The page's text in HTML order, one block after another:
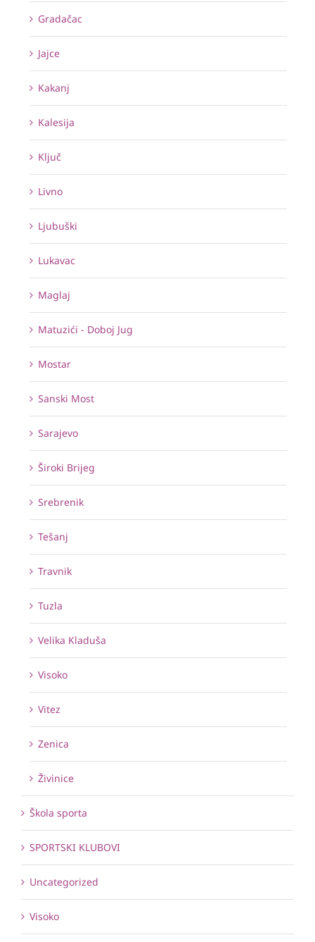
Gradačac
Jajce
Kakanj
Kalesija
Ključ
Livno
Ljubuški
Lukavac
Maglaj
Matuzići - Doboj Jug
Mostar
Sanski Most
Sarajevo
Široki Brijeg
Srebrenik
Tešanj
Travnik
Tuzla
Velika Kladuša
Visoko
Vitez
Zenica
Živinice
Škola sporta
SPORTSKI KLUBOVI
Uncategorized
Visoko